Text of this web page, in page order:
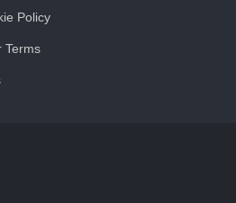
Policy
Terms